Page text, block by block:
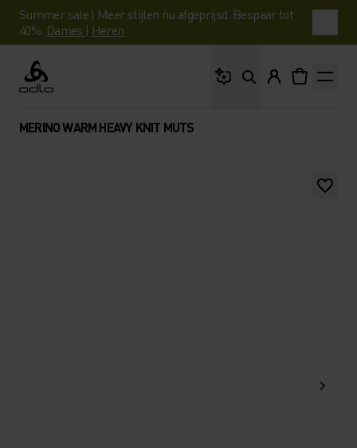
Summer sale | Meer stijlen nu afgeprijsd. Bespaar tot
40%. Dames | Heren
Odlo
MERINO WARM HEAVY KNIT MUTS